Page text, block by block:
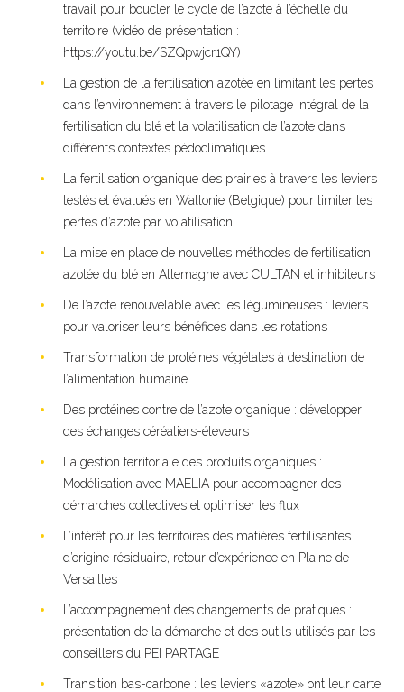
travail pour boucler le cycle de l’azote à l’échelle du
territoire (vidéo de présentation :
https://youtu.be/SZQpwjcr1QY)
La gestion de la fertilisation azotée en limitant les pertes
dans l’environnement à travers le pilotage intégral de la
fertilisation du blé et la volatilisation de l’azote dans
différents contextes pédoclimatiques
La fertilisation organique des prairies à travers les leviers
testés et évalués en Wallonie (Belgique) pour limiter les
pertes d’azote par volatilisation
La mise en place de nouvelles méthodes de fertilisation
azotée du blé en Allemagne avec CULTAN et inhibiteurs
De l’azote renouvelable avec les légumineuses : leviers
pour valoriser leurs bénéfices dans les rotations
Transformation de protéines végétales à destination de
l’alimentation humaine
Des protéines contre de l’azote organique : développer
des échanges céréaliers-éleveurs
La gestion territoriale des produits organiques :
Modélisation avec MAELIA pour accompagner des
démarches collectives et optimiser les flux
L’intérêt pour les territoires des matières fertilisantes
d’origine résiduaire, retour d’expérience en Plaine de
Versailles
L’accompagnement des changements de pratiques :
présentation de la démarche et des outils utilisés par les
conseillers du PEI PARTAGE
Transition bas-carbone : les leviers «azote» ont leur carte